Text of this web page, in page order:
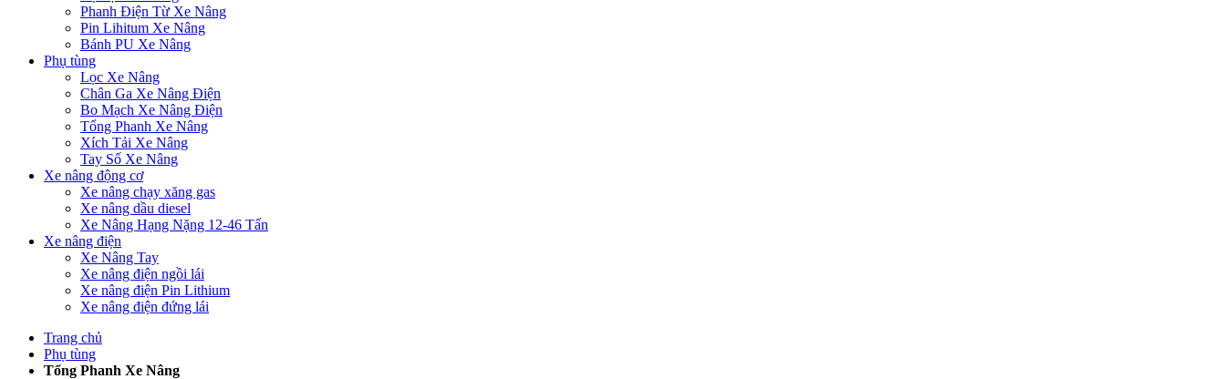
Phanh Điện Từ Xe Nâng
Pin Lihitum Xe Nâng
Bánh PU Xe Nâng
Phụ tùng
Lọc Xe Nâng
Chân Ga Xe Nâng Điện
Bo Mạch Xe Nâng Điện
Tổng Phanh Xe Nâng
Xích Tải Xe Nâng
Tay Số Xe Nâng
Xe nâng động cơ
Xe nâng chạy xăng gas
Xe nâng dầu diesel
Xe Nâng Hạng Nặng 12-46 Tấn
Xe nâng điện
Xe Nâng Tay
Xe nâng điện ngồi lái
Xe nâng điện Pin Lithium
Xe nâng điện đứng lái
Trang chủ
Phụ tùng
Tổng Phanh Xe Nâng